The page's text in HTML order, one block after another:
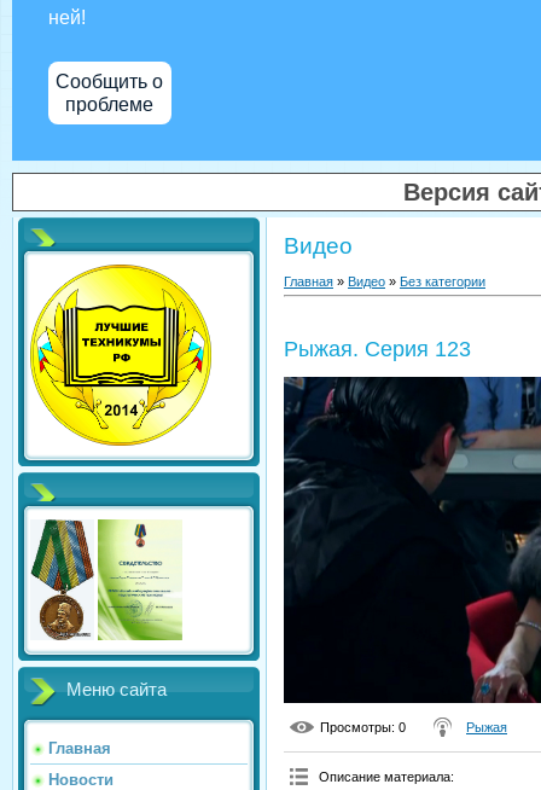
ней!
Сообщить о
проблеме
Версия
Меню сайта
Главная
Новости
Видео
Главная » Видео » Без категории
Рыжая. Серия 123
Просмотры: 0 Рыжая
Описание материала: